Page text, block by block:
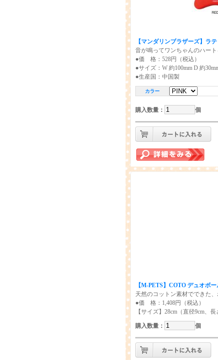
【マンダリンブラザーズ】 ラ
音が鳴ってワンちゃんのハー
●価 格：528円（税込）
●サイズ：W 約100mm D 約
●生産国：中国製
カラー
購入数量 ： 個
【M-PETS】COTO デュオボー
天然のコットン素材でできた
●価 格：1,408円（税込）
【サイズ】28cm（直径9cm、長
購入数量 ： 個